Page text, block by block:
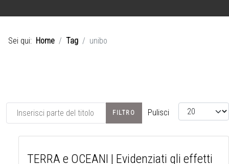
Sei qui: Home Tag unibo
Inserisci parte del titolo FILTRO Pulisci Visualizza #
TERRA e OCEANI | Evidenziati gli effetti